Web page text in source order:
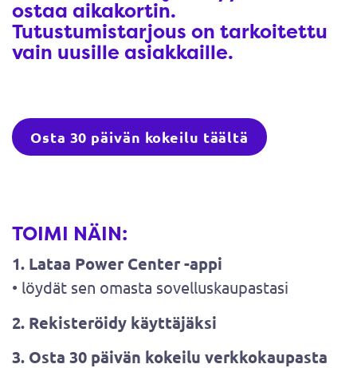
ostaa aikakortin.
Tutustumistarjous on tarkoitettu
vain uusille asiakkaille.
Osta 30 päivän kokeilu täältä
TOIMI NÄIN:
1. Lataa Power Center -appi
• löydät sen omasta sovelluskaupastasi
2. Rekisteröidy käyttäjäksi
3. Osta 30 päivän kokeilu verkkokaupasta